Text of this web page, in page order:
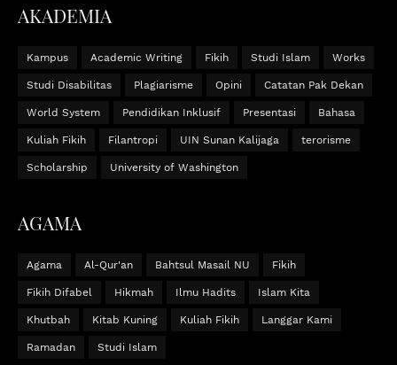
AKADEMIA
Kampus Academic Writing Fikih Studi Islam Works
Studi Disabilitas Plagiarisme Opini Catatan Pak Dekan
World System Pendidikan Inklusif Presentasi Bahasa
Kuliah Fikih Filantropi UIN Sunan Kalijaga terorisme
Scholarship University of Washington
AGAMA
Agama Al-Qur'an Bahtsul Masail NU Fikih
Fikih Difabel Hikmah Ilmu Hadits Islam Kita
Khutbah Kitab Kuning Kuliah Fikih Langgar Kami
Ramadan Studi Islam